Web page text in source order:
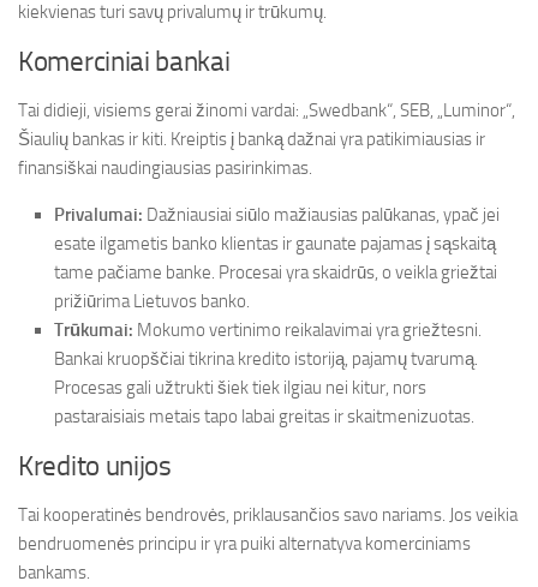
kiekvienas turi savų privalumų ir trūkumų.
Komerciniai bankai
Tai didieji, visiems gerai žinomi vardai: „Swedbank“, SEB, „Luminor“,
Šiaulių bankas ir kiti. Kreiptis į banką dažnai yra patikimiausias ir
finansiškai naudingiausias pasirinkimas.
Privalumai: Dažniausiai siūlo mažiausias palūkanas, ypač jei
esate ilgametis banko klientas ir gaunate pajamas į sąskaitą
tame pačiame banke. Procesai yra skaidrūs, o veikla griežtai
prižiūrima Lietuvos banko.
Trūkumai: Mokumo vertinimo reikalavimai yra griežtesni.
Bankai kruopščiai tikrina kredito istoriją, pajamų tvarumą.
Procesas gali užtrukti šiek tiek ilgiau nei kitur, nors
pastaraisiais metais tapo labai greitas ir skaitmenizuotas.
Kredito unijos
Tai kooperatinės bendrovės, priklausančios savo nariams. Jos veikia
bendruomenės principu ir yra puiki alternatyva komerciniams
bankams.